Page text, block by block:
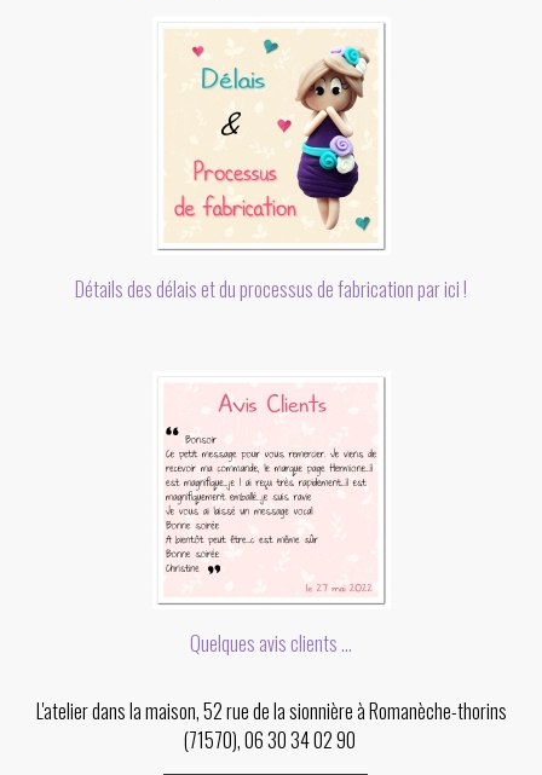
Détails des délais et du processus de fabrication par ici !
Quelques avis clients ...
L'atelier dans la maison, 52 rue de la sionnière à Romanèche-thorins
(71570), 06 30 34 02 90